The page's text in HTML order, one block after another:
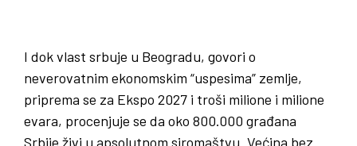
I dok vlast srbuje u Beogradu, govori o
neverovatnim ekonomskim “uspesima” zemlje,
priprema se za Ekspo 2027 i troši milione i milione
evara, procenjuje se da oko 800.000 građana
Srbije živi u apsolutnom siromaštvu. Većina bez